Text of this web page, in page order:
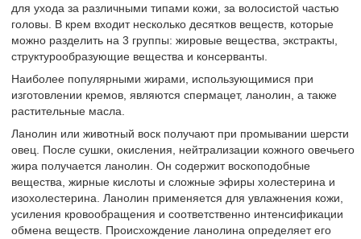
для ухода за различными типами кожи, за волосистой частью
головы. В крем входит несколько десятков веществ, которые
можно разделить на 3 группы: жировые вещества, экстракты,
структурообразующие вещества и консерванты.
Наиболее популярными жирами, использующимися при
изготовлении кремов, являются спермацет, ланолин, а также
растительные масла.
Ланолин или животный воск получают при промывании шерсти
овец. После сушки, окисления, нейтрализации кожного овечьего
жира получается ланолин. Он содержит воскоподобные
вещества, жирные кислоты и сложные эфиры холестерина и
изохолестерина. Ланолин применяется для увлажнения кожи,
усиления кровообращения и соответственно интенсификации
обмена веществ. Происхождение ланолина определяет его